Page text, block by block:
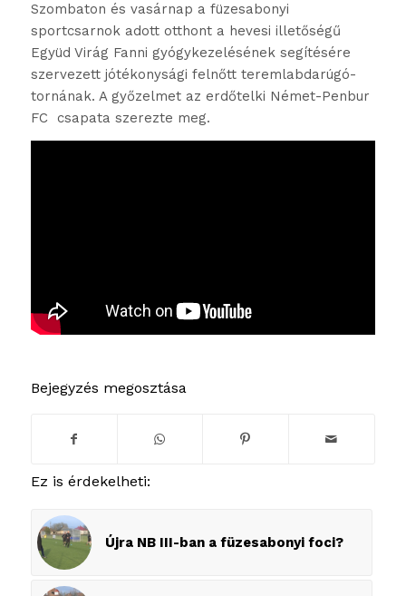
Szombaton és vasárnap a füzesabonyi
sportcsarnok adott otthont a hevesi illetőségű
Együd Virág Fanni gyógykezelésének segítésére
szervezett jótékonysági felnőtt teremlabdarúgó-
tornának. A győzelmet az erdőtelki Német-Penbur
FC csapata szerezte meg.
Bejegyzés megosztása
Ez is érdekelheti:
Újra NB III-ban a füzesabonyi foci?